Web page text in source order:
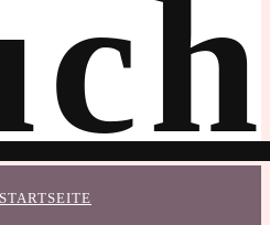
STARTSEITE